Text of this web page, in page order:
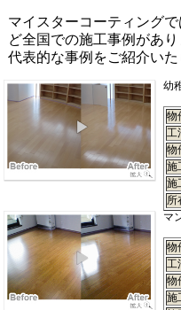
マイスターコーティング
ど全国での施工事例があ
代表的な事例をご紹介いた
幼
物
工
物
施
施
所
マ
物
工
物
施